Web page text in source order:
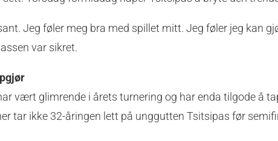
Jeg føler meg bra med spillet mitt. Jeg føler jeg kan
var sikret.
vært glimrende i årets turnering og har enda tilgode å
tar ikke 32-åringen lett på unggutten Tsitsipas før